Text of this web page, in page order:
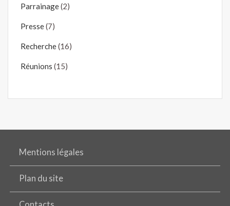
Parrainage(2)
Presse(7)
Recherche(16)
Réunions (15)
Mentions légales
Plan du site